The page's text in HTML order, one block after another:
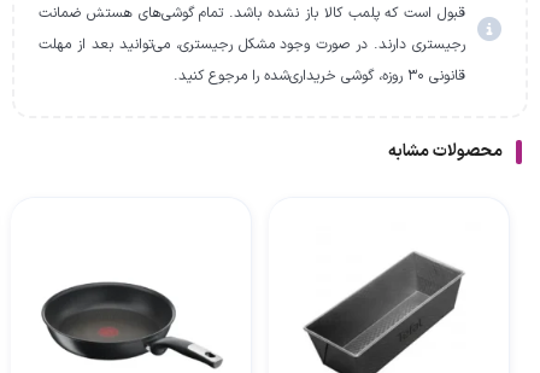
قبول است که پلمب کالا باز نشده باشد. تمام گوشی‌های هستش ضمانت
رجیستری دارند. در صورت وجود مشکل رجیستری، می‌توانید بعد از مهلت
قانونی ۳۰ روزه، گوشی خریداری‌شده را مرجوع کنید.
محصولات مشابه